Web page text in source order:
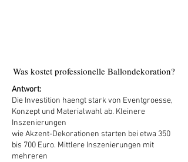
Was kostet professionelle Ballondekoration?
Antwort:
Die Investition haengt stark von Eventgroesse,
Konzept und Materialwahl ab. Kleinere
Inszenierungen
wie Akzent-Dekorationen starten bei etwa 350
bis 700 Euro. Mittlere Inszenierungen mit
mehreren